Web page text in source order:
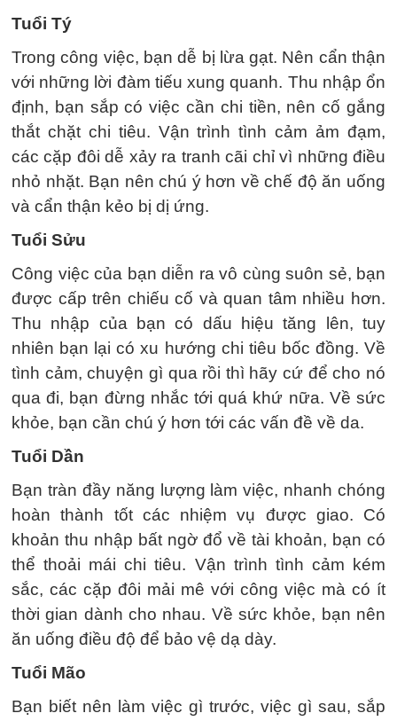
Tuổi Tý
Trong công việc, bạn dễ bị lừa gạt. Nên cẩn thận
với những lời đàm tiếu xung quanh. Thu nhập ổn
định, bạn sắp có việc cần chi tiền, nên cố gắng
thắt chặt chi tiêu. Vận trình tình cảm ảm đạm,
các cặp đôi dễ xảy ra tranh cãi chỉ vì những điều
nhỏ nhặt. Bạn nên chú ý hơn về chế độ ăn uống
và cẩn thận kẻo bị dị ứng.
Tuổi Sửu
Công việc của bạn diễn ra vô cùng suôn sẻ, bạn
được cấp trên chiếu cố và quan tâm nhiều hơn.
Thu nhập của bạn có dấu hiệu tăng lên, tuy
nhiên bạn lại có xu hướng chi tiêu bốc đồng. Về
tình cảm, chuyện gì qua rồi thì hãy cứ để cho nó
qua đi, bạn đừng nhắc tới quá khứ nữa. Về sức
khỏe, bạn cần chú ý hơn tới các vấn đề về da.
Tuổi Dần
Bạn tràn đầy năng lượng làm việc, nhanh chóng
hoàn thành tốt các nhiệm vụ được giao. Có
khoản thu nhập bất ngờ đổ về tài khoản, bạn có
thể thoải mái chi tiêu. Vận trình tình cảm kém
sắc, các cặp đôi mải mê với công việc mà có ít
thời gian dành cho nhau. Về sức khỏe, bạn nên
ăn uống điều độ để bảo vệ dạ dày.
Tuổi Mão
Bạn biết nên làm việc gì trước, việc gì sau, sắp